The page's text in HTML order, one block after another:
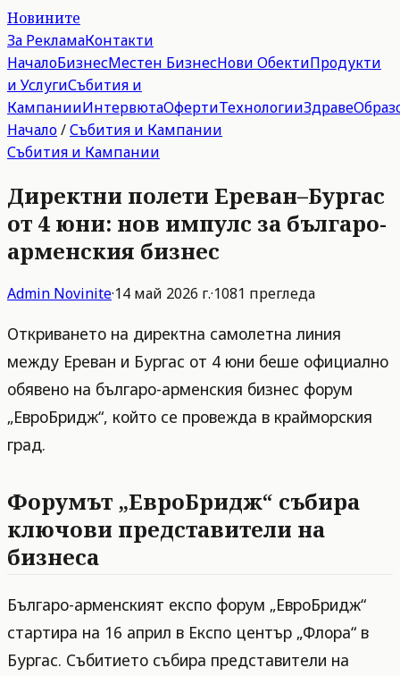
Новините
За РекламаКонтакти
НачалоБизнесМестен БизнесНови ОбектиПродукти
и УслугиСъбития и
КампанииИнтервютаОфертиТехнологииЗдраве
Начало/Събития и Кампании
Събития и Кампании
Директни полети Ереван–Бургас
от 4 юни: нов импулс за българо-
арменския бизнес
Admin Novinite·14 май 2026 г.·1081 прегледа
Откриването на директна самолетна линия
между Ереван и Бургас от 4 юни беше официално
обявено на българо-арменския бизнес форум
„ЕвроБридж“, който се провежда в крайморския
град.
Форумът „ЕвроБридж“ събира
ключови представители на
бизнеса
Българо-арменският експо форум „ЕвроБридж“
стартира на 16 април в Експо център „Флора“ в
Бургас. Събитието събира представители на